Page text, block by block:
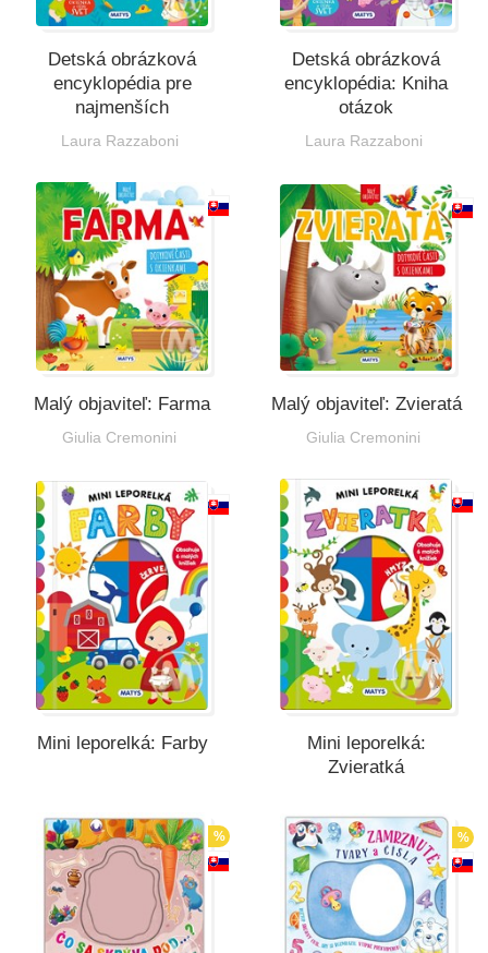
Detská obrázková
encyklopédia pre
najmenších
Laura Razzaboni
Detská obrázková
encyklopédia: Kniha
otázok
Laura Razzaboni
Malý objaviteľ: Farma
Giulia Cremonini
Malý objaviteľ: Zvieratá
Giulia Cremonini
Mini leporelká: Farby
Mini leporelká:
Zvieratká
% %